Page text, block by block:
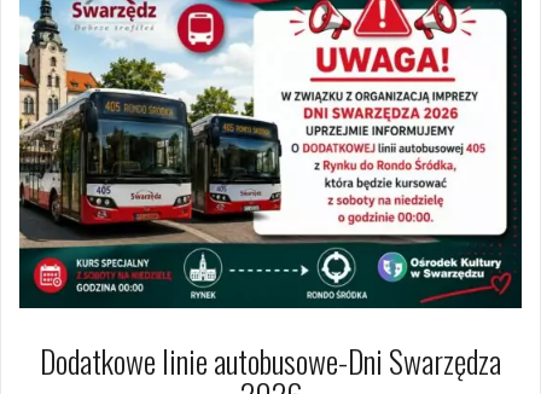
Dodatkowe linie autobusowe-Dni Swarzędza